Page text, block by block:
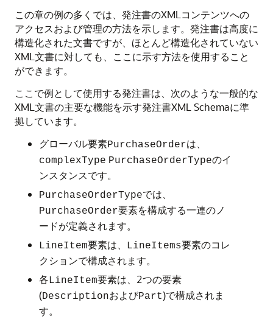
この章の例の多くでは、発注書のXMLコンテンツへの
アクセスおよび管理の方法を示します。発注書は高度に
構造化された文書ですが、ほとんど構造化されていない
XML文書に対しても、ここに示す方法を使用すること
ができます。
ここで例として使用する発注書は、次のような一般的な
XML文書の主要な機能を示す発注書XML Schemaに準
拠しています。
グローバル要素PurchaseOrderは、
complexType PurchaseOrderTypeのイ
ンスタンスです。
PurchaseOrderTypeでは、
PurchaseOrder要素を構成する一連のノ
ードが定義されます。
LineItem要素は、 LineItems要素のコレ
クションで構成されます。
各LineItem要素は、2つの要素
(DescriptionおよびPart)で構成されま
す。